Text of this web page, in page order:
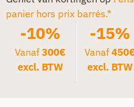
panier hors prix barrés.*
-10%
Vanaf300€
excl. BTW
-15%
Vanaf
excl. BTW